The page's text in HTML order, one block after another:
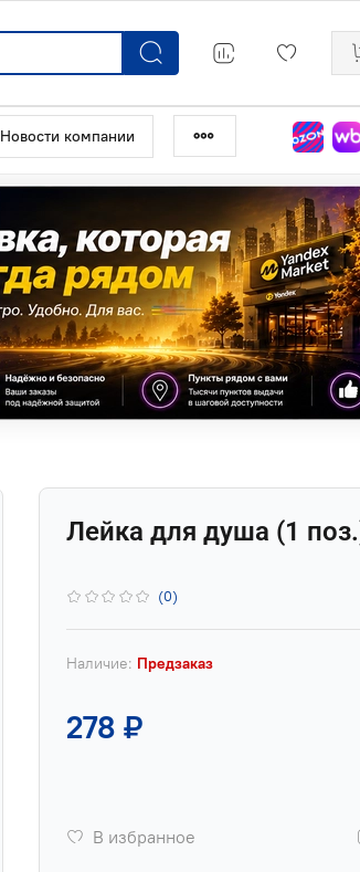
Новости компании
(0)
Наличие: Предзаказ
Лейка для душа (1
278 ₽
В избранное